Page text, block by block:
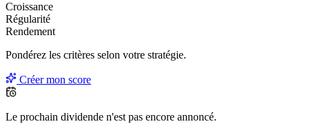
Croissance
Régularité
Rendement
Pondérez les critères selon votre stratégie.
Créer mon score
Le prochain dividende n'est pas encore annoncé.